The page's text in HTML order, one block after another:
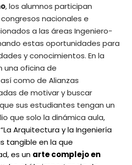
, los alumnos participan
nacionales e
a las áreas Ingeniero-
estas oportunidades para
y conocimientos. En la
una oficina de
como de Alianzas
de motivar y buscar
sus estudiantes tengan un
que solo la dinámica aula,
“La Arquitectura y la Ingeniería
tangible en la que
es un arte complejo en